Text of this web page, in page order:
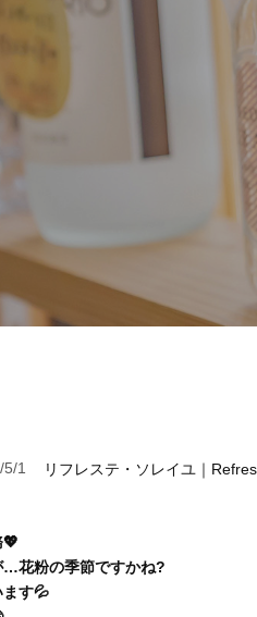
5/1 リフレステ・ソレイユ｜
…花粉の季節ですかね?
す💦